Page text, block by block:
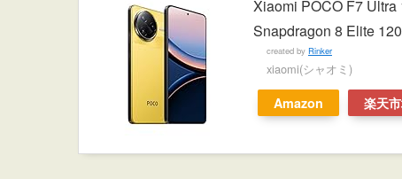
Xiaomi POCO F7
Snapdragon 8 Elite
created by Rinker
xiaomi(シャオミ)
Amazon 楽天